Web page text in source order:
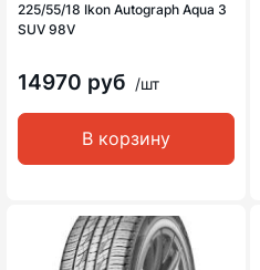
225/55/18 Ikon Autograph Aqua 3
SUV 98V
14970 руб /шт
В корзину